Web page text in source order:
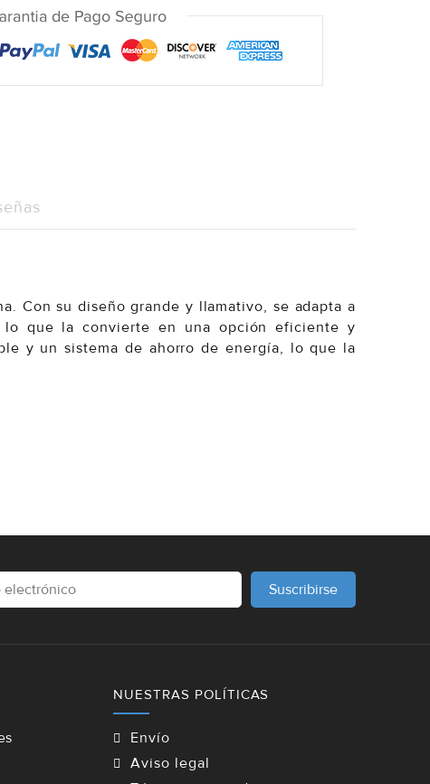
Con su diseño grande y llamativo, se adapta a
lo que la convierte en una opción eficiente y
y un sistema de ahorro de energía, lo que la
Suscribirse
NUESTRAS POLÍTICAS
Envío
Aviso legal